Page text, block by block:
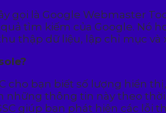
gọi là Google Webmaster
tìm kiếm của Google. Nó
thập dữ liệu, lập chỉ mục và
cho bạn biết số lượng hiển
những thông tin này theo
giúp bạn phát hiện các lỗi